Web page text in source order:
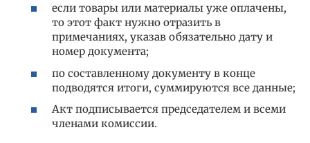
если товары или материалы уже оплачены,
то этот факт нужно отразить в
примечаниях, указав обязательно дату и
номер документа;
по составленному документу в конце
подводятся итоги, суммируются все данные;
Акт подписывается председателем и всеми
членами комиссии.